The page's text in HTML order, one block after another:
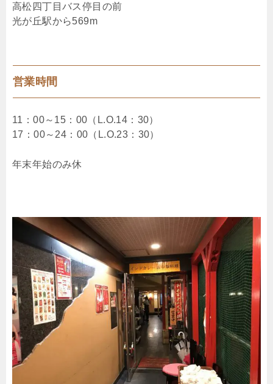
高松四丁目バス停目の前
光が丘駅から569m
営業時間
11：00～15：00（L.O.14：30）
17：00～24：00（L.O.23：30）
年末年始のみ休